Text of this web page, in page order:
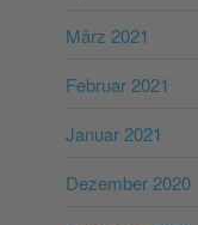
März 2021
Februar 2021
Januar 2021
Dezember 2020